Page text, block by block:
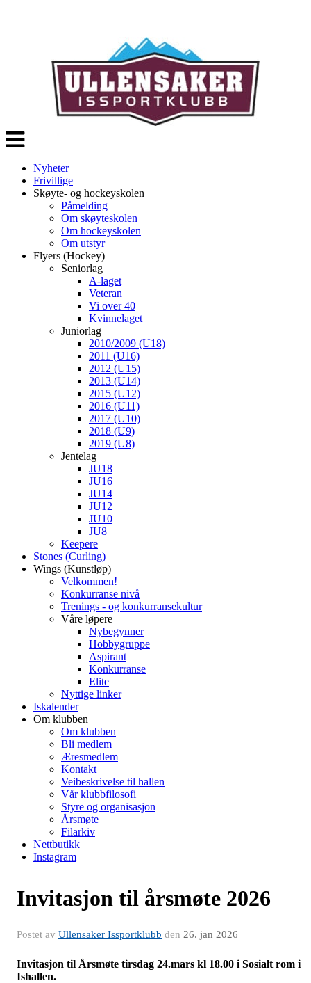
Veksle
navigasjon
Nyheter
Frivillige
Skøyte- og hockeyskolen
Påmelding
Om skøyteskolen
Om hockeyskolen
Om utstyr
Flyers (Hockey)
Seniorlag
A-laget
Veteran
Vi over 40
Kvinnelaget
Juniorlag
2010/2009 (U18)
2011 (U16)
2012 (U15)
2013 (U14)
2015 (U12)
2016 (U11)
2017 (U10)
2018 (U9)
2019 (U8)
Jentelag
JU18
JU16
JU14
JU12
JU10
JU8
Keepere
Stones (Curling)
Wings (Kunstløp)
Velkommen!
Konkurranse nivå
Trenings - og konkurransekultur
Våre løpere
Nybegynner
Hobbygruppe
Aspirant
Konkurranse
Elite
Nyttige linker
Iskalender
Om klubben
Om klubben
Bli medlem
Æresmedlem
Kontakt
Veibeskrivelse til hallen
Vår klubbfilosofi
Styre og organisasjon
Årsmøte
Filarkiv
Nettbutikk
Instagram
Invitasjon til årsmøte 2026
Postet av Ullensaker Issportklubb den 26. jan 2026
Invitasjon til Årsmøte tirsdag 24.mars kl 18.00 i Sosialt rom i
Ishallen.